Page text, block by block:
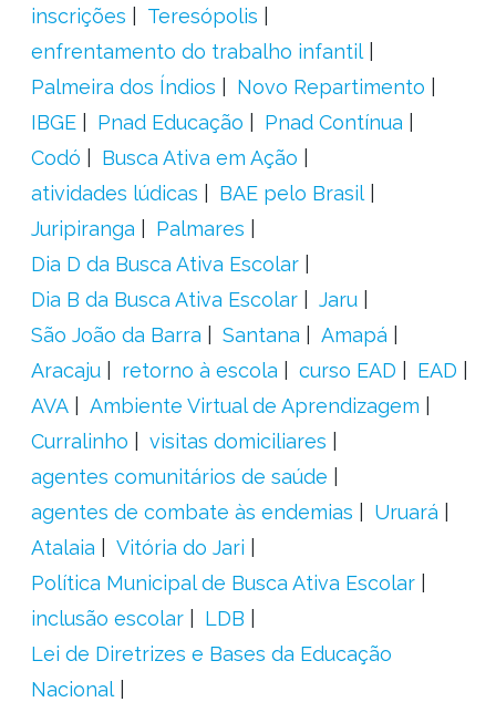
inscrições
Teresópolis
enfrentamento do trabalho infantil
Palmeira dos Índios
Novo Repartimento
IBGE
Pnad Educação
Pnad Contínua
Codó
Busca Ativa em Ação
atividades lúdicas
BAE pelo Brasil
Juripiranga
Palmares
Dia D da Busca Ativa Escolar
Dia B da Busca Ativa Escolar
Jaru
São João da Barra
Santana
Amapá
Aracaju
retorno à escola curso EAD
EAD
AVA
Ambiente Virtual de Aprendizagem
Curralinho
visitas domiciliares
agentes comunitários de saúde
agentes de combate às endemias
Uruará
Atalaia
Vitória do Jari
Política Municipal de Busca Ativa Escolar
inclusão escolar
LDB
Lei de Diretrizes e Bases da Educação
Nacional